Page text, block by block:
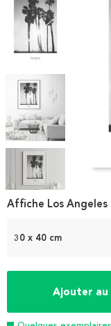
Item
1
30 x 40 cm
Ajouter au
Affiche Los Angeles